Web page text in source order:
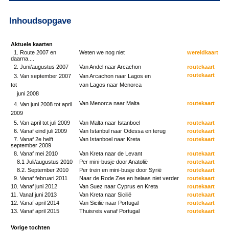
Inhoudsopgave
Aktuele kaarten
1. Route 2007 en
daarna....
Weten we nog niet wereldkaart
2. Juni/augustus 2007 Van Andel naar Arcachon
routekaart
3. Van september 2007
tot
juni 2008
Van Arcachon naar Lagos en
van Lagos naar Menorca
routekaart
4. Van juni 2008 tot april
2009
Van Menorca naar Malta routekaart
5. Van april tot juli 2009 Van Malta naar Istanboel
routekaart
6. Vanaf eind juli 2009
Van Istanbul naar Odessa en terug
routekaart
7. Vanaf 2e helft
september 2009
Van Istanboel naar Kreta routekaart
8. Vanaf mei 2010 Van Kreta naar de Levant
routekaart
8.1 Juli/augustus 2010
Per mini-busje door Anatolië
routekaart
8.2. September 2010
Per trein en mini-busje door Syrië
routekaart
9. Vanaf februari 2011
Naar de Rode Zee en helaas niet verder
routekaart
10. Vanaf juni 2012
Van Suez naar Cyprus en Kreta
routekaart
11. Vanaf juni 2013
Van Kreta naar Sicilië
routekaart
12. Vanaf april 2014
Van Sicilië naar Portugal
routekaart
13. Vanaf april 2015
Thuisreis vanaf Portugal routekaart
Vorige tochten